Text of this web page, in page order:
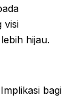
visi
hijau.
bagi